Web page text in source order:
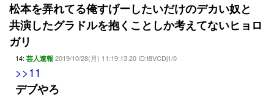
松本を弄れてる俺すげーしたいだけのデカい奴と
共演したグラドルを抱くことしか考えてないヒョロ
ガリ
14: 芸人速報 2019/10/28(月) 11:19:13.20 ID:t8VCDj1/0
>>11
デブやろ